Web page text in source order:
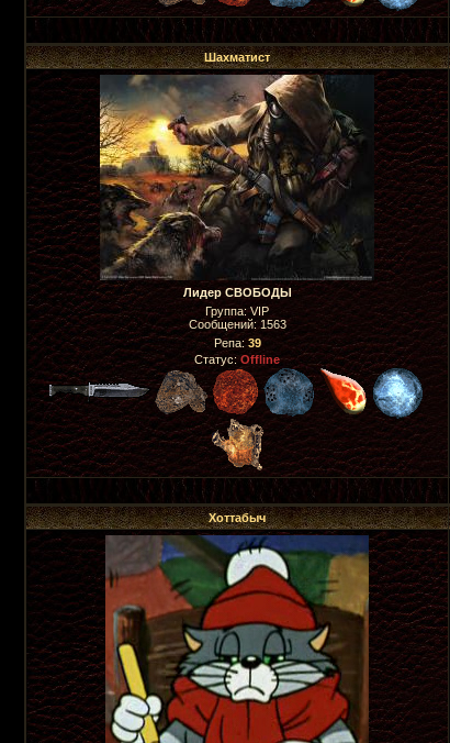
Шахматист
Лидер СВОБОДЫ
Группа: VIP
Сообщений: 1563
Репа: 39
Статус: Offline
Хоттабыч